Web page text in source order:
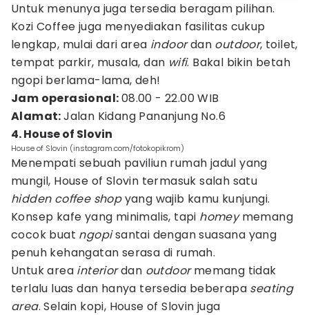
Untuk menunya juga tersedia beragam pilihan.
Kozi Coffee juga menyediakan fasilitas cukup
lengkap, mulai dari area indoordan outdoor, toilet,
tempat parkir, musala, dan wifi. Bakal bikin betah
ngopi berlama-lama, deh!
Jam operasional:08.00 - 22.00 WIB
Alamat:Jalan Kidang Pananjung No.6
4. House of Slovin
House of Slovin (instagram.com/fotokopikrom)
Menempati sebuah paviliun rumah jadul yang
mungil, House of Slovin termasuk salah satu
hidden coffee shopyang wajib kamu kunjungi.
Konsep kafe yang minimalis, tapi homeymemang
cocok buat ngopisantai dengan suasana yang
penuh kehangatan serasa di rumah.
Untuk area interiordan outdoormemang tidak
terlalu luas dan hanya tersedia beberapa seating
area. Selain kopi, House of Slovin juga